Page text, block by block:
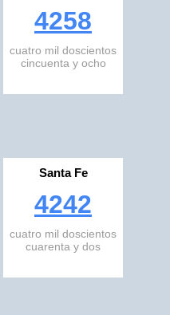
4258
cuatro mil doscientos
cincuenta y ocho
Santa Fe
4242
cuatro mil doscientos
cuarenta y dos